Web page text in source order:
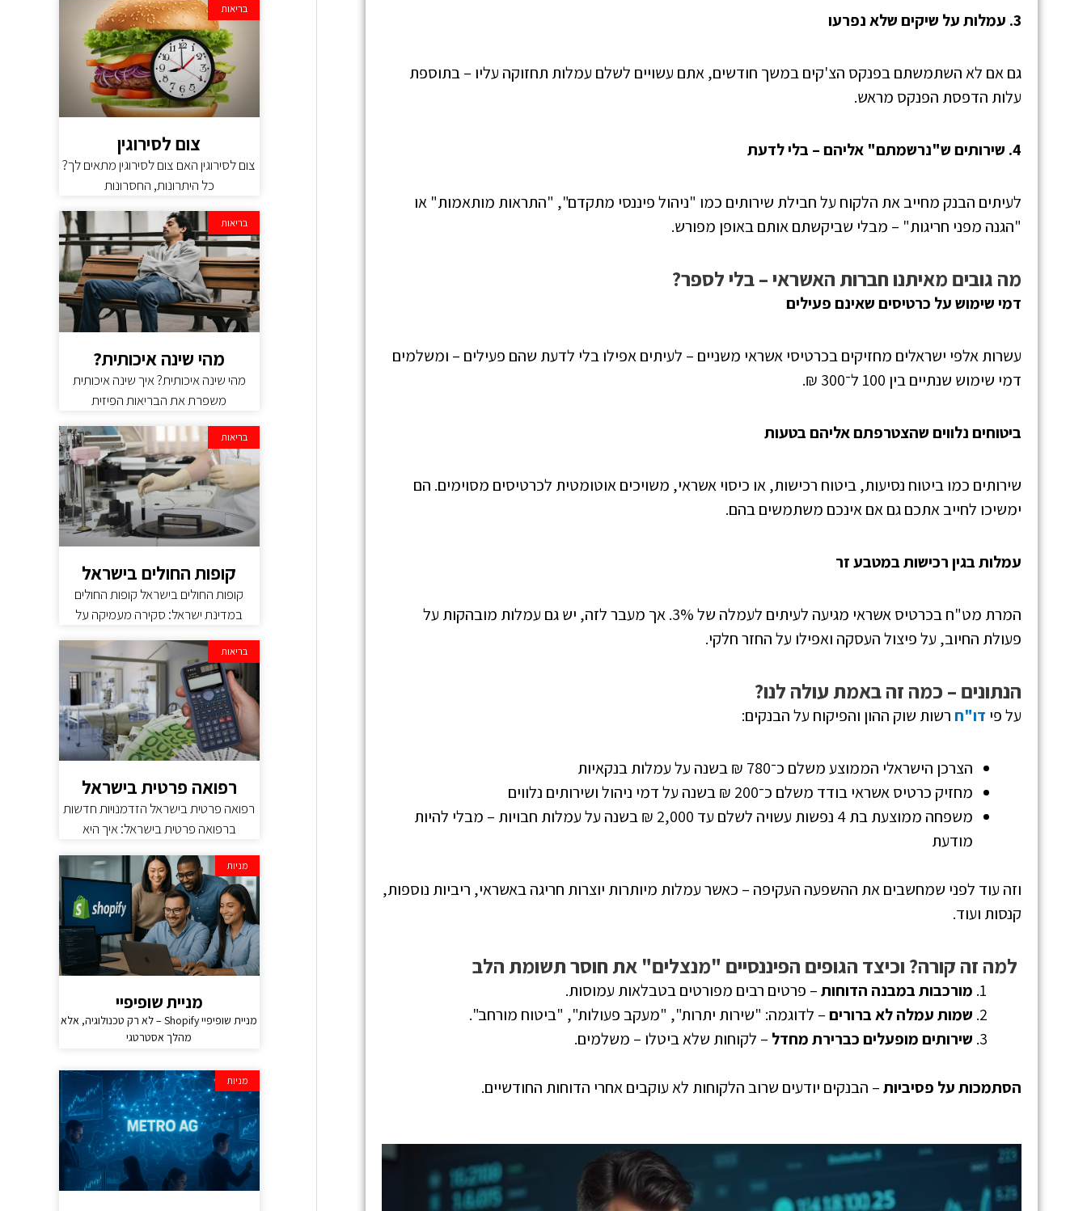
3. עמלות על שיקים שלא נפרעו
גם אם לא השתמשתם בפנקס הצ'קים במשך חודשים, אתם עשויים לשלם עמלות תחזוקה עליו – בתוספת
עלות הדפסת הפנקס מראש.
4. שירותים ש"נרשמתם" אליהם – בלי לדעת
לעיתים הבנק מחייב את הלקוח על חבילת שירותים כמו "ניהול פיננסי מתקדם", "התראות מותאמות" או
"הגנה מפני חריגות" – מבלי שביקשתם אותם באופן מפורש.
מה גובים מאיתנו חברות האשראי – בלי לספר?
דמי שימוש על כרטיסים שאינם פעילים
עשרות אלפי ישראלים מחזיקים בכרטיסי אשראי משניים – לעיתים אפילו בלי לדעת שהם פעילים – ומשלמים
דמי שימוש שנתיים בין 100 ל־300 ₪.
ביטוחים נלווים שהצטרפתם אליהם בטעות
שירותים כמו ביטוח נסיעות, ביטוח רכישות, או כיסוי אשראי, משויכים אוטומטית לכרטיסים מסוימים. הם
ימשיכו לחייב אתכם גם אם אינכם משתמשים בהם.
עמלות בגין רכישות במטבע זר
המרת מט"ח בכרטיס אשראי מגיעה לעיתים לעמלה של 3%. אך מעבר לזה, יש גם עמלות מובהקות על
פעולת החיוב, על פיצול העסקה ואפילו על החזר חלקי.
הנתונים – כמה זה באמת עולה לנו?
על פי דו"ח רשות שוק ההון והפיקוח על הבנקים:
הצרכן הישראלי הממוצע משלם כ־780 ₪ בשנה על עמלות בנקאיות
מחזיק כרטיס אשראי בודד משלם כ־200 ₪ בשנה על דמי ניהול ושירותים נלווים
משפחה ממוצעת בת 4 נפשות עשויה לשלם עד 2,000 ₪ בשנה על עמלות חבויות – מבלי להיות
מודעת
וזה עוד לפני שמחשבים את ההשפעה העקיפה – כאשר עמלות מיותרות יוצרות חריגה באשראי, ריביות נוספות,
קנסות ועוד.
למה זה קורה? וכיצד הגופים הפיננסיים "מנצלים" את חוסר תשומת הלב
מורכבות במבנה הדוחות– פרטים רבים מפורטים בטבלאות עמוסות.
שמות עמלה לא ברורים– לדוגמה: "שירות יתרות", "מעקב פעולות", "ביטוח מורחב".
שירותים מופעלים כברירת מחדל – לקוחות שלא ביטלו – משלמים.
הסתמכות על פסיביות– הבנקים יודעים שרוב הלקוחות לא עוקבים אחרי הדוחות החודשיים.
בריאות
צום לסירוגין
צום לסירוגין האם צום לסירוגין מתאים לך?
כל היתרונות, החסרונות
בריאות
מהי שינה איכותית?
מהי שינה איכותית? איך שינה איכותית
משפרת את הבריאות הפיזית
בריאות
קופות החולים בישראל
קופות החולים בישראל קופות החולים
במדינת ישראל: סקירה מעמיקה על
בריאות
רפואה פרטית בישראל
רפואה פרטית בישראל הזדמנויות חדשות
ברפואה פרטית בישראל: איך היא
מניות
מניית שופיפיי
מניית שופיפיי Shopify – לא רק טכנולוגיה, אלא
מהלך אסטרטגי
מניות